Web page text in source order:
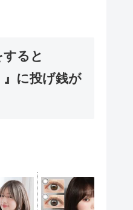
ると
』に投げ銭が